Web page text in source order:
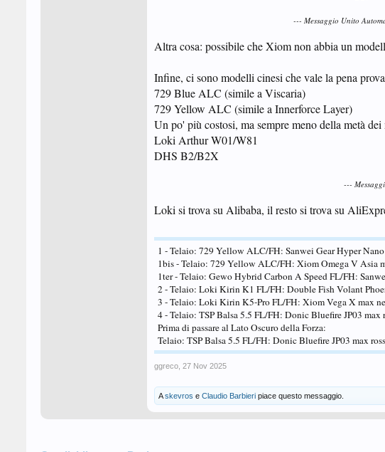
--- Messaggio Unito
Altra cosa: possibile che Xiom non abbia un
Infine, ci sono modelli cinesi che vale la pena
729 Blue ALC (simile a Viscaria)
729 Yellow ALC (simile a Innerforce Layer)
Un po' più costosi, ma sempre meno della metà
Loki Arthur W01/W81
DHS B2/B2X
---
Loki si trova su Alibaba, il resto si trova su
1 - Telaio: 729 Yellow ALC/FH: Sanwei Gear Hyper
1bis - Telaio: 729 Yellow ALC/FH: Xiom Omega V Asia
1ter - Telaio: Gewo Hybrid Carbon A Speed FL/FH:
2 - Telaio: Loki Kirin K1 FL/FH: Double Fish Volant
3 - Telaio: Loki Kirin K5-Pro FL/FH: Xiom Vega X max
4 - Telaio: TSP Balsa 5.5 FL/FH: Donic Bluefire JP03
Prima di passare al Lato Oscuro della Forza:
Telaio: TSP Balsa 5.5 FL/FH: Donic Bluefire JP03 max
ggreco 27 Nov 2025
Askevros e Claudio Barbieri piace questo messaggio.